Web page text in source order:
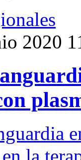
2020